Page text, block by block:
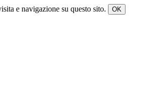
e navigazione su questo sito.